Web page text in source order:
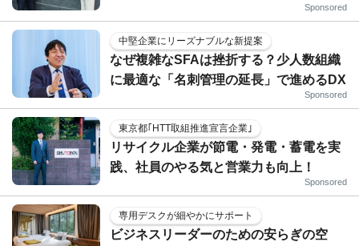
Sponsored
中堅企業にリーズナブルな新提案
なぜ複雑なSFAは挫折する？少人数組織
に最適な「名刺管理の延長」で進めるDX
Sponsored
東京都｢HTT取組推進宣言企業｣
リサイクル企業が節電・発電・蓄電を実
践、社員のやる気と営業力も向上！
Sponsored
専用デスクが細やかにサポート
ビジネスリーダーのための安らぎの空